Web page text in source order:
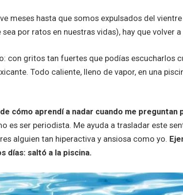
meses hasta que somos expulsados del
por ratos en nuestras vidas), hay que volver a
con gritos tan fuertes que podías escucharlos
Todo caliente, lleno de vapor, en una
cómo aprendí a nadar cuando me preguntan
es ser periodista. Me ayuda a trasladar este
alguien tan hiperactiva y ansiosa como yo.
días: saltó a la piscina.